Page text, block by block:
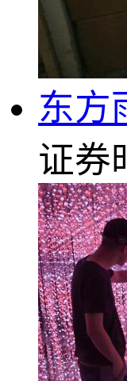
东方
证券